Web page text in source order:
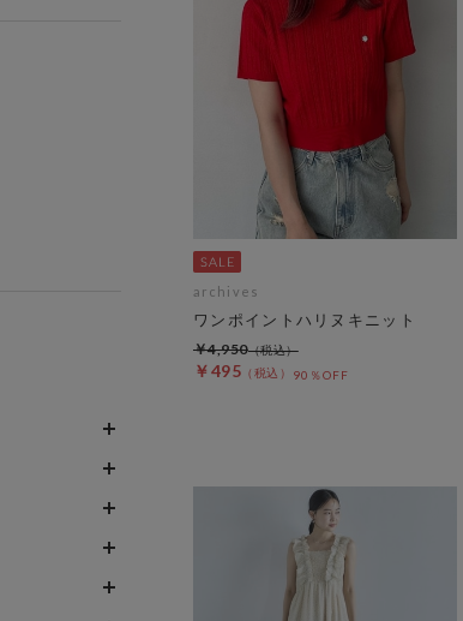
archives
ワンポイントハリヌキニット
￥495 90％OFF
￥4,950